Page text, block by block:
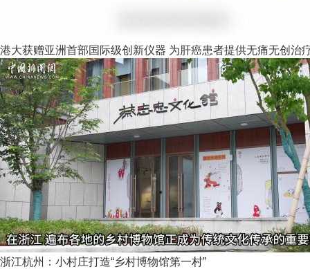
港大获赠亚洲首部国际级创新仪器 为肝癌患者提供无痛无创治
浙江杭州：小村庄打造“乡村博物馆第一村”